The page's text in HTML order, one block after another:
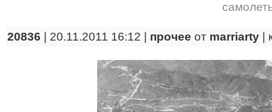
20836 | 20.11.2011 16:12 | прочее от marriarty